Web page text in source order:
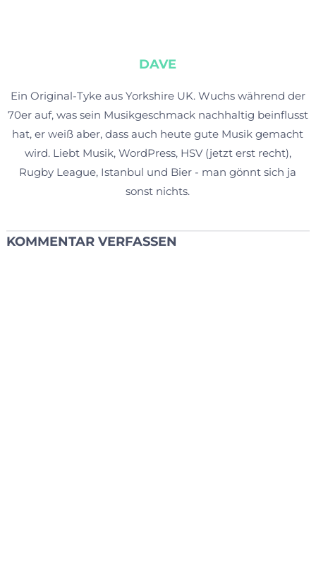
DAVE
Ein Original-Tyke aus Yorkshire UK. Wuchs während der
70er auf, was sein Musikgeschmack nachhaltig beinflusst
hat, er weiß aber, dass auch heute gute Musik gemacht
wird. Liebt Musik, WordPress, HSV (jetzt erst recht),
Rugby League, Istanbul und Bier - man gönnt sich ja
sonst nichts.
KOMMENTAR VERFASSEN